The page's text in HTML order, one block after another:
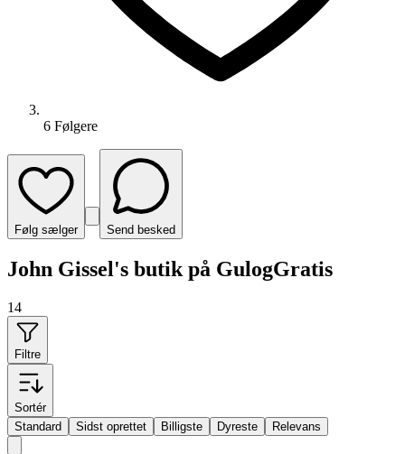
6 Følgere
Følg sælger Send besked
John Gissel's butik på GulogGratis
14
Filtre
Sortér
Standard
Sidst oprettet Billigste Dyreste Relevans